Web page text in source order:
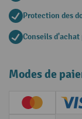
Protection des
Conseils
Modes de
Creditcard